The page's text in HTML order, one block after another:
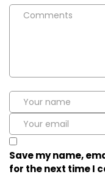
Save my name,
for the next time I